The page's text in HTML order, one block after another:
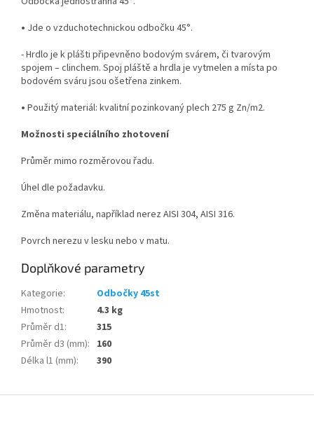
• Jde o vzduchotechnickou odbočku 45°.
- Hrdlo je k plášti připevněno bodovým svárem, či tvarovým
spojem – clinchem. Spoj pláště a hrdla je vytmelen a místa po
bodovém sváru jsou ošetřena zinkem.
• Použitý materiál: kvalitní pozinkovaný plech 275 g Zn/m2.
Možnosti speciálního zhotovení
Průměr mimo rozměrovou řadu.
Úhel dle požadavku.
Změna materiálu, například nerez AISI 304, AISI 316.
Povrch nerezu v lesku nebo v matu.
Doplňkové parametry
Kategorie:
Odbočky 45st
Hmotnost:
4.3 kg
Průměr d1:
315
Průměr d3 (mm): 160
Délka l1 (mm): 390